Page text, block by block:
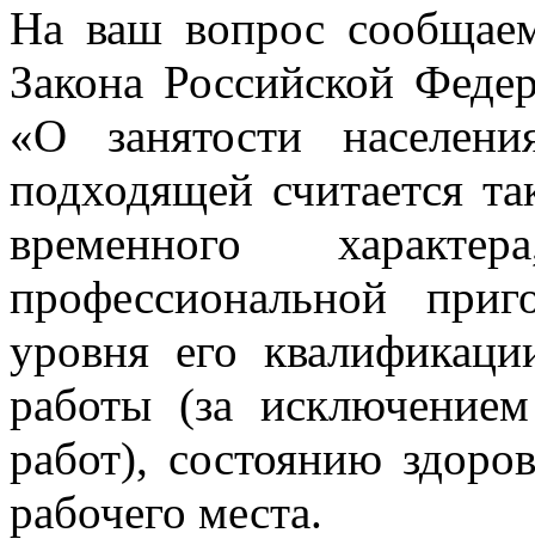
На ваш вопрос
Закона Российской
«О занятости
подходящей считается
временного
профессиональной
уровня его
работы (за
работ), состоянию
рабочего места.